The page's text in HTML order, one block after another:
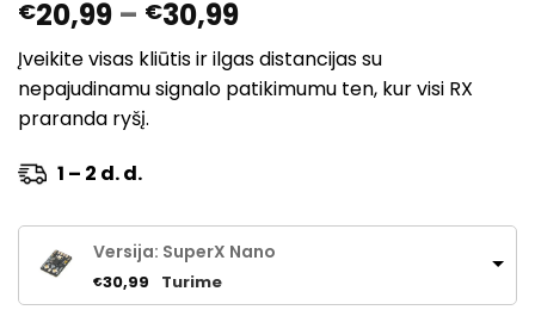
€20,99 – €30,99Kainų
diapazonas:
nuo
€20,99
Įveikite visas kliūtis ir ilgas distancijas su
nepajudinamu signalo patikimumu ten, kur visi RX
praranda ryšį.
1 – 2 d. d.
Versija: SuperX Nano
€30,99 Turime